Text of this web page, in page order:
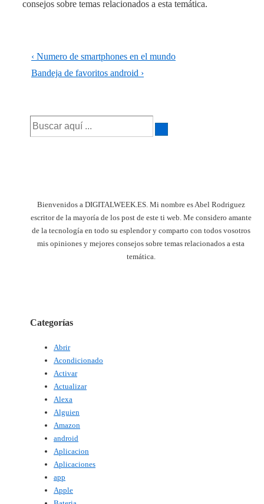
consejos sobre temas relacionados a esta temática.
Navegación
de
La
entrada
‹ Numero de smartphones en el mundo
La
es
Bandeja de favoritos android ›
Buscar
por:
Bienvenidos a DIGITALWEEK.ES. Mi nombre es Abel Rodriguez
escritor de la mayoría de los post de este ti web. Me considero amante
de la tecnología en todo su esplendor y comparto con todos vosotros
mis opiniones y mejores consejos sobre temas relacionados a esta
temática.
Categorías
Abrir
Acondicionado
Activar
Actualizar
Alexa
Alguien
Amazon
android
Aplicacion
Aplicaciones
app
Apple